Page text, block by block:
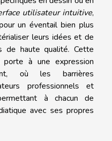
utilisateur intuitive,
un éventail bien plus
leurs idées et de
de haute qualité. Cette
à une expression
où les barrières
professionnels et
à chacun de
avec ses propres